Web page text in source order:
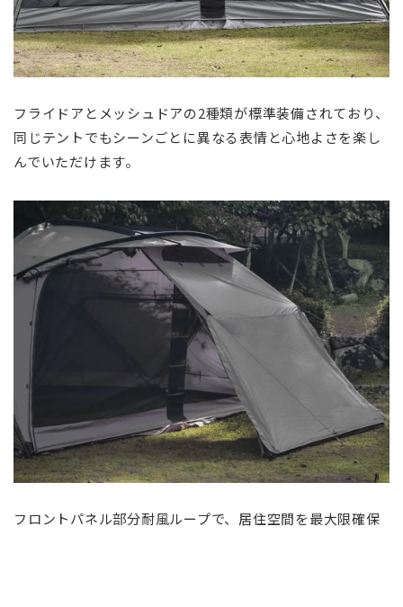
フライドアとメッシュドアの2種類が標準装備されており、
同じテントでもシーンごとに異なる表情と心地よさを楽し
んでいただけます。
フロントパネル部分耐風ループで、居住空間を最大限確保